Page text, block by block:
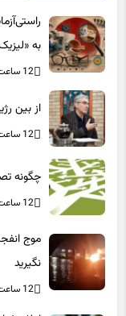
به
می‌کنند؟
12 ساعت پیش
از بین
12 ساعت پیش
چگونه
12 ساعت پیش
موج
نگیرید
12 ساعت پیش